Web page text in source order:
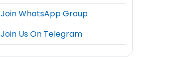
Join WhatsApp Group
Join Us On Telegram